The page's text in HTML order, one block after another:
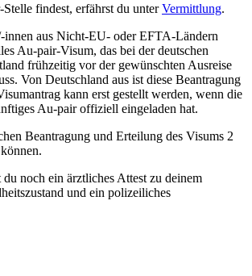
findest, erfährst du unterVermittlung.
innen aus Nicht-EU- oder EFTA-Ländern
Au-pair-Visum, das bei der deutschen
frühzeitig vor der gewünschten Ausreise
Von Deutschland aus ist diese Beantragung
kann erst gestellt werden, wenn die
Au-pair offiziell eingeladen hat.
Beantragung und Erteilung des Visums 2
noch ein ärztliches Attest zu deinem
und ein polizeiliches